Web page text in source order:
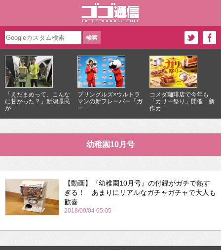
「えだまめって、こんな
に甘かった？」新潟県民
が...
プリングルズ×ウルトラ
マンの新フレーバー「ガ
ー...
コメダ珈琲店で今年も
「カリー祭り」開催 新
作カ...
幼稚園10月号
【動画】『幼稚園10月号』の付録がガチで熱す
ぎる！ あまりにリアルなガチャガチャで大人も
歓喜
2018/09/04 05:05